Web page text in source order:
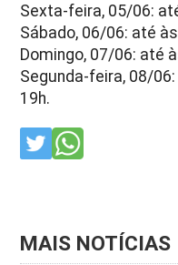
Sexta-feira, 05/06:
Sábado, 06/06: até
Domingo, 07/06: até
Segunda-feira, 08/
19h.
MAIS NOTÍCIAS